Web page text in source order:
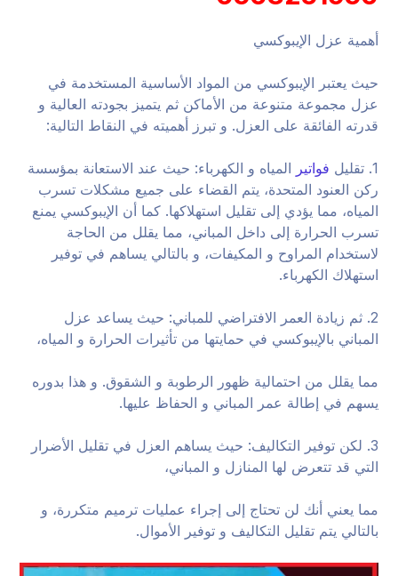
أهمية عزل الإيبوكسي
حيث يعتبر الإيبوكسي من المواد الأساسية المستخدمة في
عزل مجموعة متنوعة من الأماكن ثم يتميز بجودته العالية و
قدرته الفائقة على العزل. و تبرز أهميته في النقاط التالية:
1. تقليل فواتير المياه و الكهرباء: حيث عند الاستعانة بمؤسسة
ركن العنود المتحدة، يتم القضاء على جميع مشكلات تسرب
المياه، مما يؤدي إلى تقليل استهلاكها. كما أن الإيبوكسي يمنع
تسرب الحرارة إلى داخل المباني، مما يقلل من الحاجة
لاستخدام المراوح و المكيفات، و بالتالي يساهم في توفير
استهلاك الكهرباء.
2. ثم زيادة العمر الافتراضي للمباني: حيث يساعد عزل
المباني بالإيبوكسي في حمايتها من تأثيرات الحرارة و المياه،
مما يقلل من احتمالية ظهور الرطوبة و الشقوق. و هذا بدوره
يسهم في إطالة عمر المباني و الحفاظ عليها.
3. لكن توفير التكاليف: حيث يساهم العزل في تقليل الأضرار
التي قد تتعرض لها المنازل و المباني،
مما يعني أنك لن تحتاج إلى إجراء عمليات ترميم متكررة، و
بالتالي يتم تقليل التكاليف و توفير الأموال.